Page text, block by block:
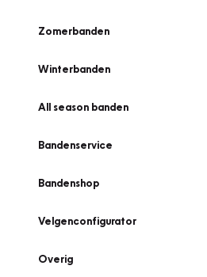
Zomerbanden
Winterbanden
All season banden
Bandenservice
Bandenshop
Velgenconfigurator
Overig